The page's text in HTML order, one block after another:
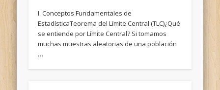
I. Conceptos Fundamentales de
EstadísticaTeorema del Límite Central (TLC)¿Qué
se entiende por Límite Central? Si tomamos
muchas muestras aleatorias de una población
…